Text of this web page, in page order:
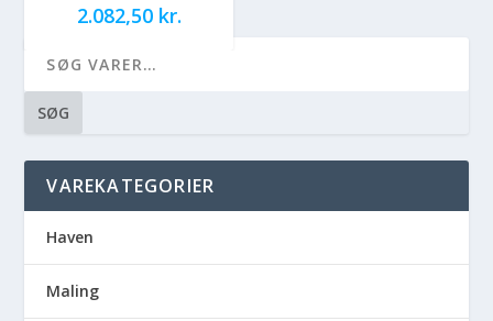
2.082,50 kr.
SØG
VAREKATEGORIER
Haven
Maling